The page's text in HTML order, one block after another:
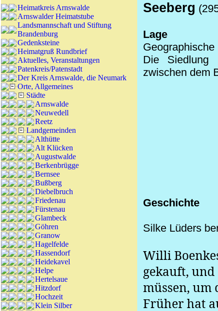
Heimatkreis Arnswalde
Arnswalder Heimatstube
Landsmannschaft und Stiftung
Brandenburg
Gedenksteine
Heimatgruß Rundbrief
Aktuelles, Veranstaltungen
Patenkreis/Patenstadt
Der Kreis Arnswalde, die Neumark
Orte, Allgemeines
Städte
Arnswalde
Neuwedell
Reetz
Landgemeinden
Althütte
Alt Klücken
Augustwalde
Berkenbrügge
Bernsee
Bußberg
Diebelbruch
Friedenau
Fürstenau
Glambeck
Göhren
Granow
Hagelfelde
Hassendorf
Heidekavel
Helpe
Hertelsaue
Hitzdorf
Hochzeit
Klein Silber
Seeberg
Lage
Geographische
Die Siedlung
zwischen dem
Geschichte
Silke Lüders
Willi
gekauft,
müssen, um
Früher hat